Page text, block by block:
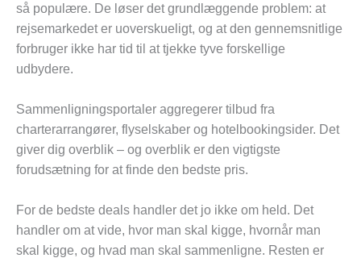
så populære. De løser det grundlæggende problem: at
rejsemarkedet er uoverskueligt, og at den gennemsnitlige
forbruger ikke har tid til at tjekke tyve forskellige
udbydere.
Sammenligningsportaler aggregerer tilbud fra
charterarrangører, flyselskaber og hotelbookingsider. Det
giver dig overblik – og overblik er den vigtigste
forudsætning for at finde den bedste pris.
For de bedste deals handler det jo ikke om held. Det
handler om at vide, hvor man skal kigge, hvornår man
skal kigge, og hvad man skal sammenligne. Resten er